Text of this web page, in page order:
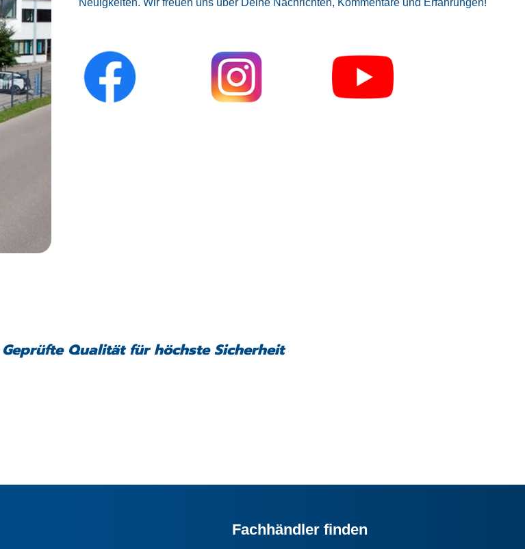
Geprüfte Qualität für höchste Sicherheit
Fachhändler finden